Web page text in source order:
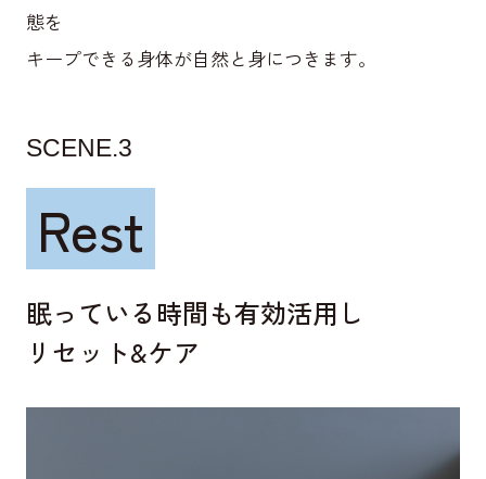
態を
キープできる身体が自然と身につきます。
SCENE.3
Rest
眠っている時間も有効活用し
リセット&ケア